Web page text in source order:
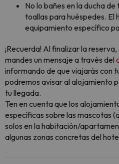
No lo bañes en la ducha
toallas para huéspedes.
equipamiento específico
¡Recuerda! Al finalizar la
mandes un mensaje a través del
informando de que viajarás con
podremos avisar al alojamiento
tu llegada.
Ten en cuenta que los
específicas sobre las mascotas
solos en la habitación/
algunas zonas concretas del